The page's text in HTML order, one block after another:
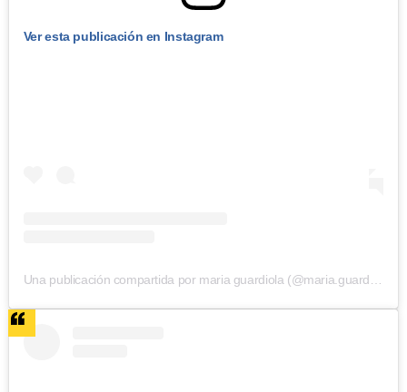
Ver esta publicación en Instagram